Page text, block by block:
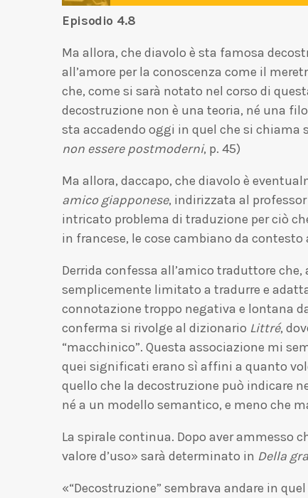
Episodio 4.8
Ma allora, che diavolo è sta famosa
all’amore per la conoscenza come il
che, come si sarà notato nel corso di
decostruzione non è una teoria, né una
sta accadendo oggi in quel che si chiama
non essere postmoderni, p. 45)
Ma allora, daccapo, che diavolo è
amico giapponese, indirizzata al
intricato problema di traduzione per ciò
in francese, le cose cambiano da contesto
Derrida confessa all’amico traduttore
semplicemente limitato a tradurre e
connotazione troppo negativa e lontana
conferma si rivolge al dizionario Littré,
“macchinico”. Questa associazione mi
quei significati erano sì affini a quanto
quello che la decostruzione può indicare
né a un modello semantico, e meno che
La spirale continua. Dopo aver ammesso
valore d’uso» sarà determinato in Della
«“Decostruzione” sembrava andare in